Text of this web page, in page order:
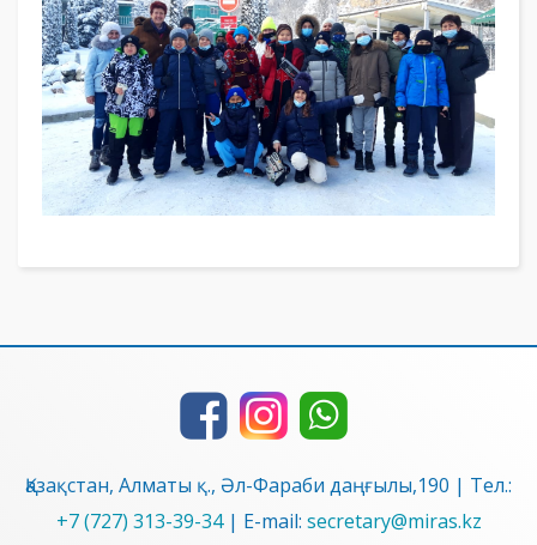
Қазақстан, Алматы қ., Әл-Фараби даңғылы,190 | Тел.:
+7 (727) 313-39-34| E-mail: secretary@miras.kz